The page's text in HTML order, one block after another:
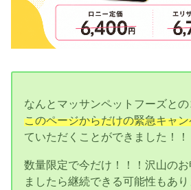
なんとマッサンペットフーズとの
このページからだけの緊急キャ
ていただくことができました！！
数量限定で今だけ！！！沢山の
ましたら継続できる可能性もあ